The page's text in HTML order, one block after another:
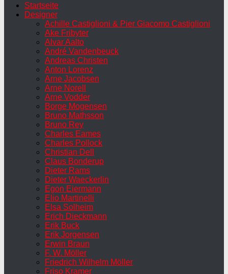
Startseite
Designer
Achille Castiglioni & Pier Giacomo Castiglioni
Ake Fribyter
Alvar Aalto
André Vandenbeuck
Andreas Christen
Anton Lorenz
Arne Jacobsen
Arne Norell
Arne Vodder
Borge Mogensen
Bruno Mathsson
Bruno Rey
Charles Eames
Charles Pollock
Christian Dell
Claus Bonderup
Dieter Rams
Dieter Waeckerlin
Egon Eiermann
Elio Martinelli
Elsa Solheim
Erich Dieckmann
Erik Buck
Erik Jorgensen
Erwin Braun
F. W. Möller
Friedrich Wilhelm Möller
Friso Kramer